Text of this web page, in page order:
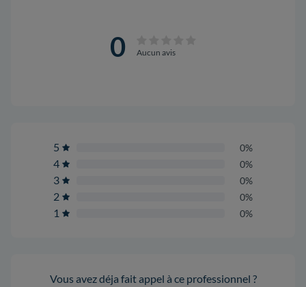
0 Aucun avis
5 0%
4 0%
3 0%
2 0%
1 0%
Vous avez déja fait appel à ce professionnel ?